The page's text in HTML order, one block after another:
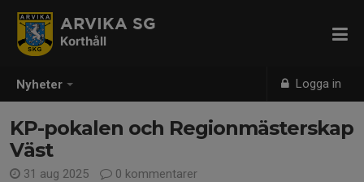
Nyheter Logga in
ARVIKA SG
Korthåll
KP-pokalen och Regionmästerskap
Väst
31 aug 2025 0 kommentarer